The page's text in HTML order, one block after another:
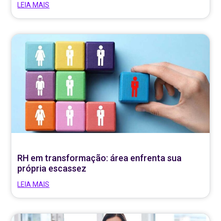
LEIA MAIS
RH em transformação: área enfrenta sua
própria escassez
LEIA MAIS